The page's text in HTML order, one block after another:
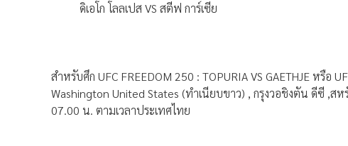
ดิเอโก โลลเปส VS สตีฟ การ์เซีย
สำหรับศึก UFC FREEDOM 250 : TOPURIA VS GAETHJE หรือ
Washington United States (ทำเนียบขาว) , กรุงวอชิงตัน ดีซี ,สห
07.00 น. ตามเวลาประเทศไทย